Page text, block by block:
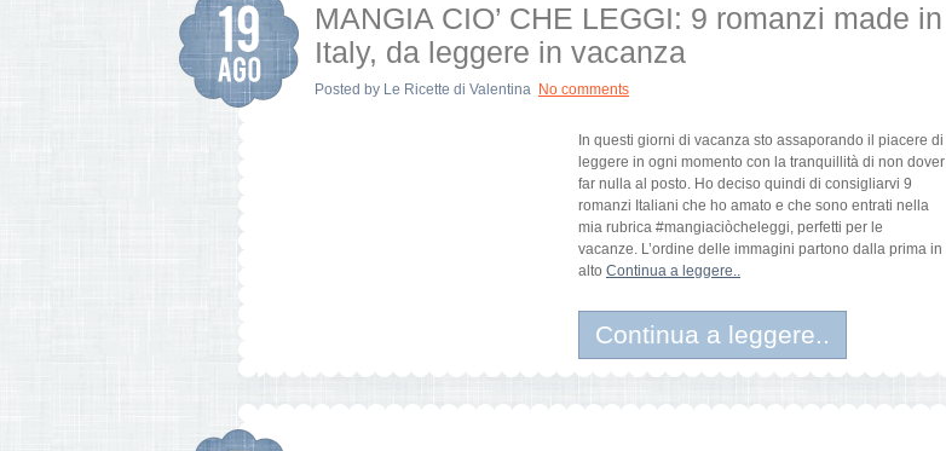
MANGIA CIO’ CHE LEGGI: 9 romanzi made in
Italy, da leggere in vacanza
Posted by Le Ricette di Valentina No comments
In questi giorni di vacanza sto assaporando il piacere di
leggere in ogni momento con la tranquillità di non dover
far nulla al posto. Ho deciso quindi di consigliarvi 9
romanzi Italiani che ho amato e che sono entrati nella
mia rubrica #mangiaciòcheleggi, perfetti per le
vacanze. L’ordine delle immagini partono dalla prima in
alto Continua a leggere..
Continua a leggere..